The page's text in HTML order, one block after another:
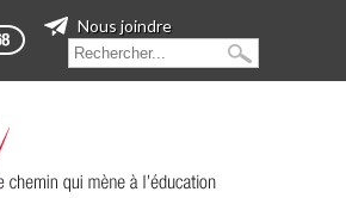
Nous joindre